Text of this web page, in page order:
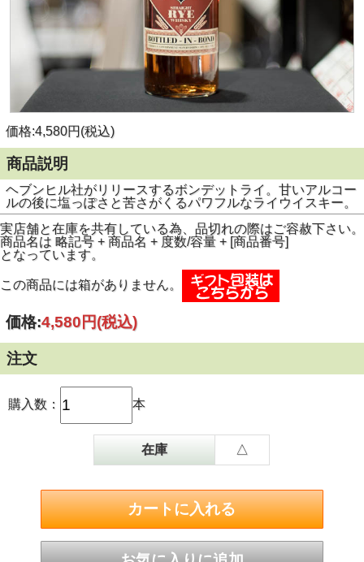
価格:4,580円(税込)
商品説明
ヘブンヒル社がリリースするボンデットライ。甘いアルコー
ルの後に塩っぽさと苦さがくるパワフルなライウイスキー。
実店舗と在庫を共有している為、品切れの際はご容赦下さい。
商品名は 略記号 + 商品名 + 度数/容量 + [商品番号]
となっています。
この商品には箱がありません。
価格:4,580円(税込)
注文
購入数： 本
在庫 △